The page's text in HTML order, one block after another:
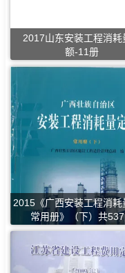
2017山东安装工程消耗
额-11册
2015《广西安装工程消耗
常用册》（下）共